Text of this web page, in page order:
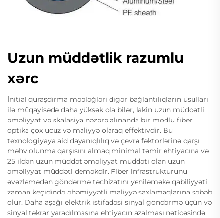
Uzun müddətlik razumlu
xərc
İnitial quraşdırma məbləğləri digər bağlantılıqların üsulları
ilə müqayisədə daha yüksək ola bilər, lakin uzun müddətli
əməliyyat və skalasiya nəzərə alınanda bir modlu fiber
optika çox ucuz və maliyyə olaraq effektivdir. Bu
texnologiyaya aid dayanıqlılıq və çevrə fəktorlərinə qarşı
məhv olunma qarşısını almaq minimal təmir ehtiyacına və
25 ildən uzun müddət əməliyyat müddəti olan uzun
əməliyyat müddəti deməkdir. Fiber infrastrukturunu
əvəzləmədən göndərmə təchizatını yeniləməkə qabiliyyəti
zaman keçidində əhəmiyyətli maliyyə saxlamaqlarına səbəb
olur. Daha aşağı elektrik istifadəsi sinyal göndərmə üçün və
sinyal təkrar yaradılmasına ehtiyacın azalması nəticəsində